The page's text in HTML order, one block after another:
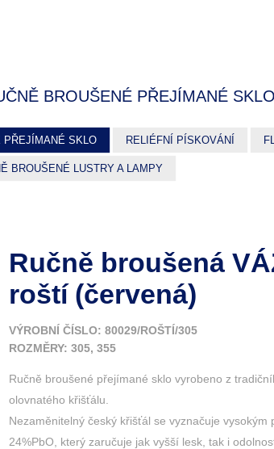
BROUŠENÉ PŘEJÍMANÉ SKLO
PŘEJÍMANÉ SKLO RELIÉFNÍ PÍSKOVÁNÍ
BROUŠENÉ LUSTRY A LAMPY
Ručně broušená
roští (červená)
VÝROBNÍ ČÍSLO: 80029/ROŠTÍ/305
ROZMĚRY: 305, 355
Ručně broušené přejímané sklo vyrobeno z
olovnatého křišťálu.
Nezaměnitelný český křišťál se vyznačuje vysokým
24%PbO, který zaručuje jak vyšší lesk, tak i